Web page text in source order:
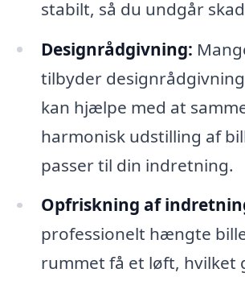
stabilt, så du undgår
Designrådgivning:
tilbyder
kan hjælpe med at
harmonisk udstilling af
passer til din indretning.
Opfriskning af
professionelt hængte
rummet få et løft, hvilket